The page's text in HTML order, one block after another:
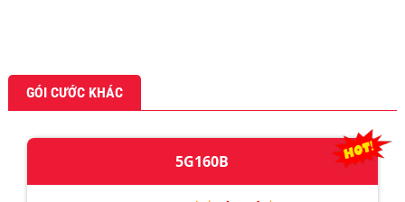
GÓI CƯỚC KHÁC
5G160B